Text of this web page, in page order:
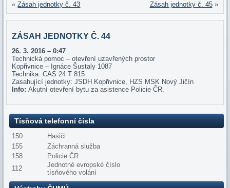
«Zásah jednotky č. 43 Zásah jednotky č. 45»
ZÁSAH JEDNOTKY Č. 44
26. 3. 2016 – 0:47
Technická pomoc – otevření uzavřených prostor
Kopřivnice – Ignáce Šustaly 1087
Technika: CAS 24 T 815
Zasahující jednotky: JSDH Kopřivnice, HZS MSK Nový Jičín
Info:Akutní otevření bytu za asistence Policie ČR.
Tísňová telefonní čísla
150
Hasiči
155
Záchranná služba
158
Policie ČR
112
Jednotné evropské číslo
tísňového volání